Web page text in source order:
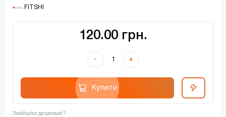
FITSHI
120.00 грн.
- +
Купити
Знайшли дешевше?